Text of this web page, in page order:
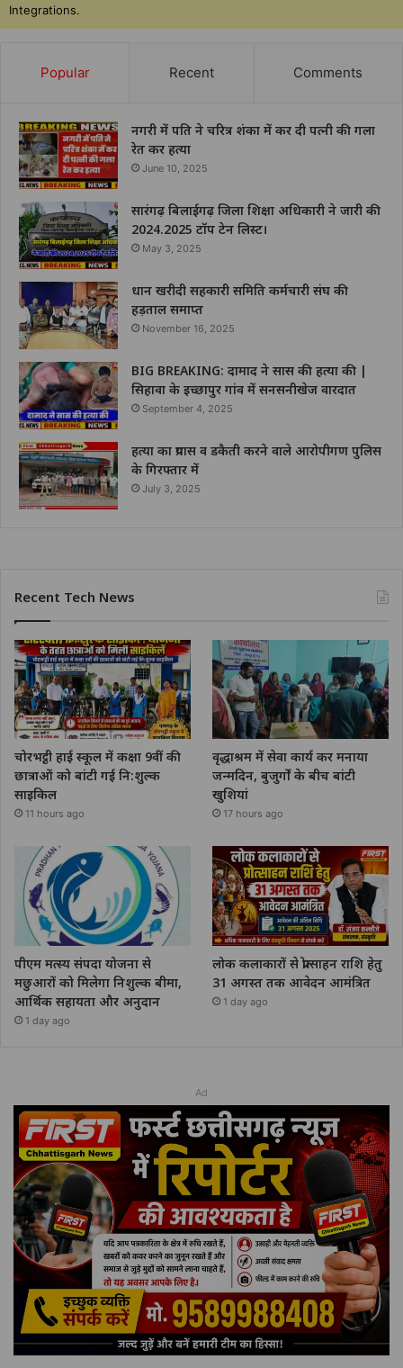
Integrations.
Popular Recent Comments
नगरी में पति ने चरित्र शंका में कर दी पत्नी की गला
रेत कर हत्या
June 10, 2025
सारंगढ़ बिलाईगढ़ जिला शिक्षा अधिकारी ने जारी की
2024.2025 टॉप टेन लिस्ट।
May 3, 2025
धान खरीदी सहकारी समिति कर्मचारी संघ की
हड़ताल समाप्त
November 16, 2025
BIG BREAKING: दामाद ने सास की हत्या की |
सिहावा के इच्छापुर गांव में सनसनीखेज वारदात
September 4, 2025
हत्या का प्रयास व डकैती करने वाले आरोपीगण पुलिस
के गिरफ्तार में
July 3, 2025
Recent Tech News
चोरभट्ठी हाई स्कूल में कक्षा 9वीं की
छात्राओं को बांटी गई नि:शुल्क
साइकिल
11 hours ago
वृद्धाश्रम में सेवा कार्य कर मनाया
जन्मदिन, बुजुर्गों के बीच बांटी
खुशियां
17 hours ago
पीएम मत्स्य संपदा योजना से
मछुआरों को मिलेगा निशुल्क बीमा,
आर्थिक सहायता और अनुदान
1 day ago
लोक कलाकारों से प्रोत्साहन राशि हेतु
31 अगस्त तक आवेदन आमंत्रित
1 day ago
Ad